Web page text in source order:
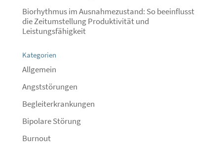
Biorhythmus im Ausnahmezustand: So beeinflusst
die Zeitumstellung Produktivität und
Leistungsfähigkeit
Kategorien
Allgemein
Angststörungen
Begleiterkrankungen
Bipolare Störung
Burnout